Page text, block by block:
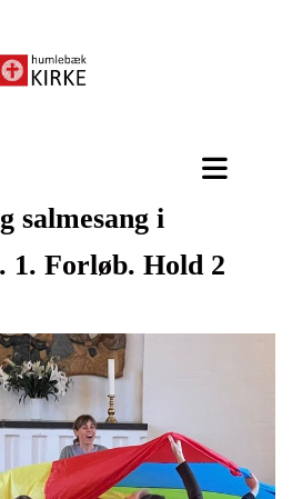
salmesang i
1. Forløb. Hold 2